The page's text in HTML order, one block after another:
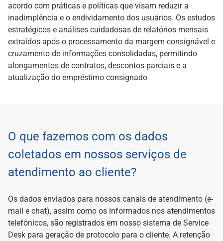
acordo com práticas e políticas que visam reduzir a
inadimplência e o endividamento dos usuários. Os estudos
estratégicos e análises cuidadosas de relatórios mensais
extraídos após o processamento da margem consignável e
cruzamento de informações consolidadas, permitindo
alongamentos de contratos, descontos parciais e a
atualização do empréstimo consignado
O que fazemos com os dados
coletados em nossos serviços de
atendimento ao cliente?
Os dados enviados para nossos canais de atendimento (e-
mail e chat), assim como os informados nos atendimentos
telefônicos, são registrados em nosso sistema de Service
Desk para geração de protocolo para o cliente. A retenção